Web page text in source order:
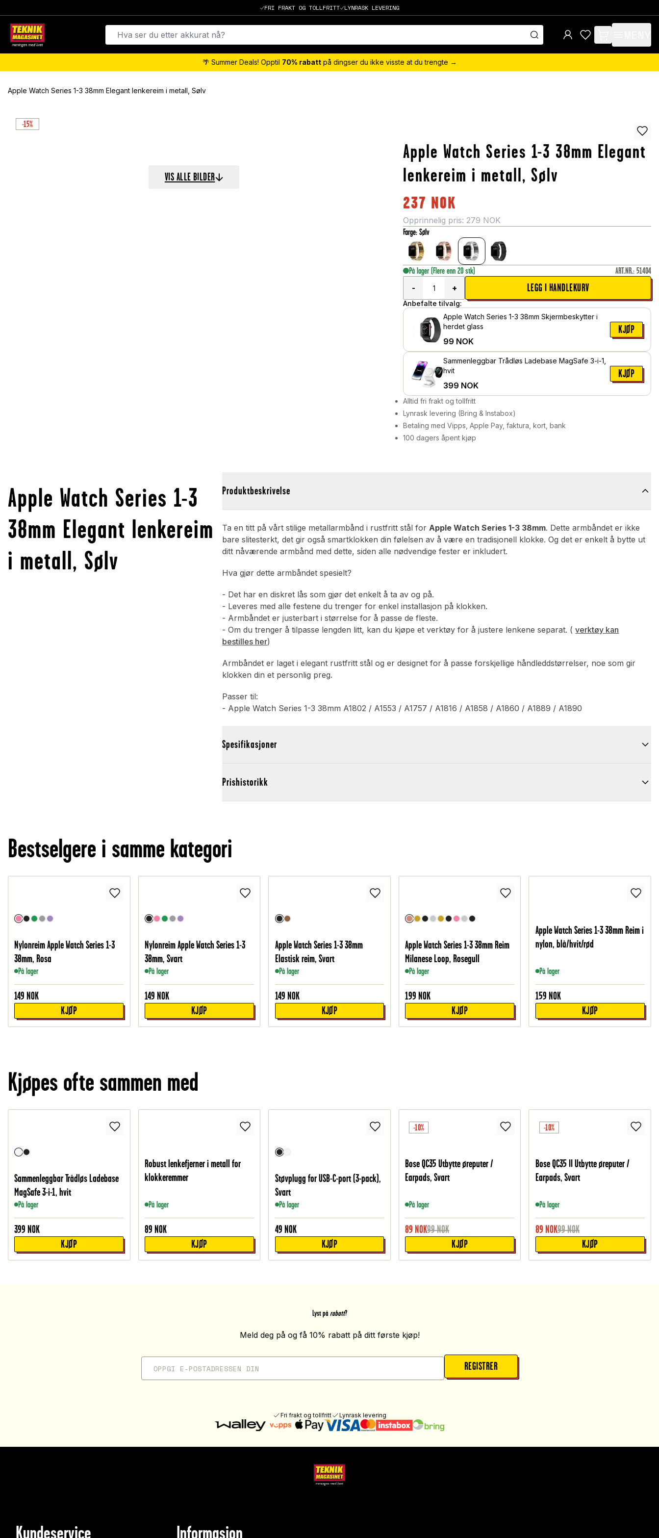
FRI FRAKT OG TOLLFRITT LYNRASK LEVERING
items in cart, view
🌴 Summer Deals! Opptil 70% rabattpå dingser du ikke visste at du trengte →
Apple Watch Series 1-3 38mm Elegant lenkereim i metall, Sølv
-15%
VIS ALLE BILDER
Apple Watch Series 1-3 38mm Elegant
lenkereim i metall, Sølv
237 NOK
Opprinnelig pris: 279 NOK
Farge:Sølv
På lager (Flere enn 20 stk) ART.NR.: 51404
-
+ LEGG I HANDLEKURV
Anbefalte tilvalg:
Apple Watch Series 1-3 38mm Skjermbeskytter i
herdet glass
99 NOK
KJØP
Sammenleggbar Trådløs Ladebase MagSafe 3-i-1,
hvit
399 NOK
KJØP
Alltid fri frakt og tollfritt
Lynrask levering (Bring & Instabox)
Betaling med Vipps, Apple Pay, faktura, kort, bank
100 dagers åpent kjøp
Apple Watch Series 1-3
38mm Elegant lenkereim
i metall, Sølv
Produktbeskrivelse
Ta en titt på vårt stilige metallarmbånd i rustfritt stål forApple Watch Series 1-3 38mm. Dette armbåndet er ikke
bare slitesterkt, det gir også smartklokken din følelsen av å være en tradisjonell klokke. Og det er enkelt å bytte ut
ditt nåværende armbånd med dette, siden alle nødvendige fester er inkludert.
Hva gjør dette armbåndet spesielt?
- Det har en diskret lås som gjør det enkelt å ta av og på.
- Leveres med alle festene du trenger for enkel installasjon på klokken.
- Armbåndet er justerbart i størrelse for å passe de fleste.
- Om du trenger å tilpasse lengden litt, kan du kjøpe et verktøy for å justere lenkene separat. (verktøy kan
bestilles her)
Armbåndet er laget i elegant rustfritt stål og er designet for å passe forskjellige håndleddstørrelser, noe som gir
klokken din et personlig preg.
Passer til:
- Apple Watch Series 1-3 38mm A1802 / A1553 / A1757 / A1816 / A1858 / A1860 / A1889 / A1890
Spesifikasjoner
Prishistorikk
Bestselgere i samme kategori
Nylonreim Apple Watch Series 1-3
38mm, Rosa
På lager
149 NOK
KJØP
Nylonreim Apple Watch Series 1-3
38mm, Svart
På lager
149 NOK
KJØP
Apple Watch Series 1-3 38mm
Elastisk reim, Svart
På lager
149 NOK
KJØP
Apple Watch Series 1-3 38mm Reim
Milanese Loop, Rosegull
På lager
199 NOK
KJØP
Apple Watch Series 1-3 38mm Reim i
nylon, blå/hvit/rød
På lager
159 NOK
KJØP
Kjøpes ofte sammen med
Sammenleggbar Trådløs Ladebase
MagSafe 3-i-1, hvit
På lager
399 NOK
KJØP
Robust lenkefjerner i metall for
klokkeremmer
På lager
89 NOK
KJØP
Støvplugg for USB-C-port (3-pack),
Svart
På lager
49 NOK
KJØP
-10%
Bose QC35 Utbytte øreputer /
Earpads, Svart
På lager
89 NOK99NOK
KJØP
-10%
Bose QC35 II Utbytte øreputer /
Earpads, Svart
På lager
89 NOK99NOK
KJØP
Lyst på rabatt?
Meld deg på og få 10% rabatt på ditt første kjøp!
REGISTRER
Fri frakt og tollfritt Lynrask levering
Kundeservice Informasjon